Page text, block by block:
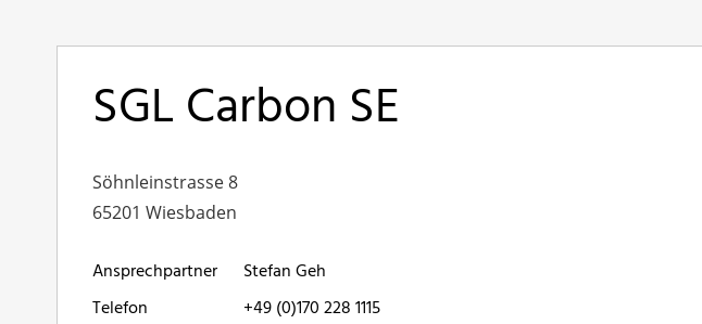
SGL Carbon SE
Söhnleinstrasse 8
65201 Wiesbaden
Ansprechpartner
Stefan Geh
Telefon
+49 (0)170 228 1115